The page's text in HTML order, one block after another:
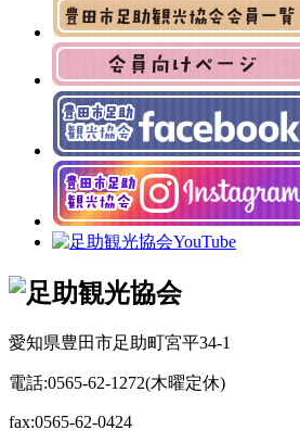
愛知県豊田市足助町宮平34-1
電話:0565-62-1272(木曜定休)
fax:0565-62-0424